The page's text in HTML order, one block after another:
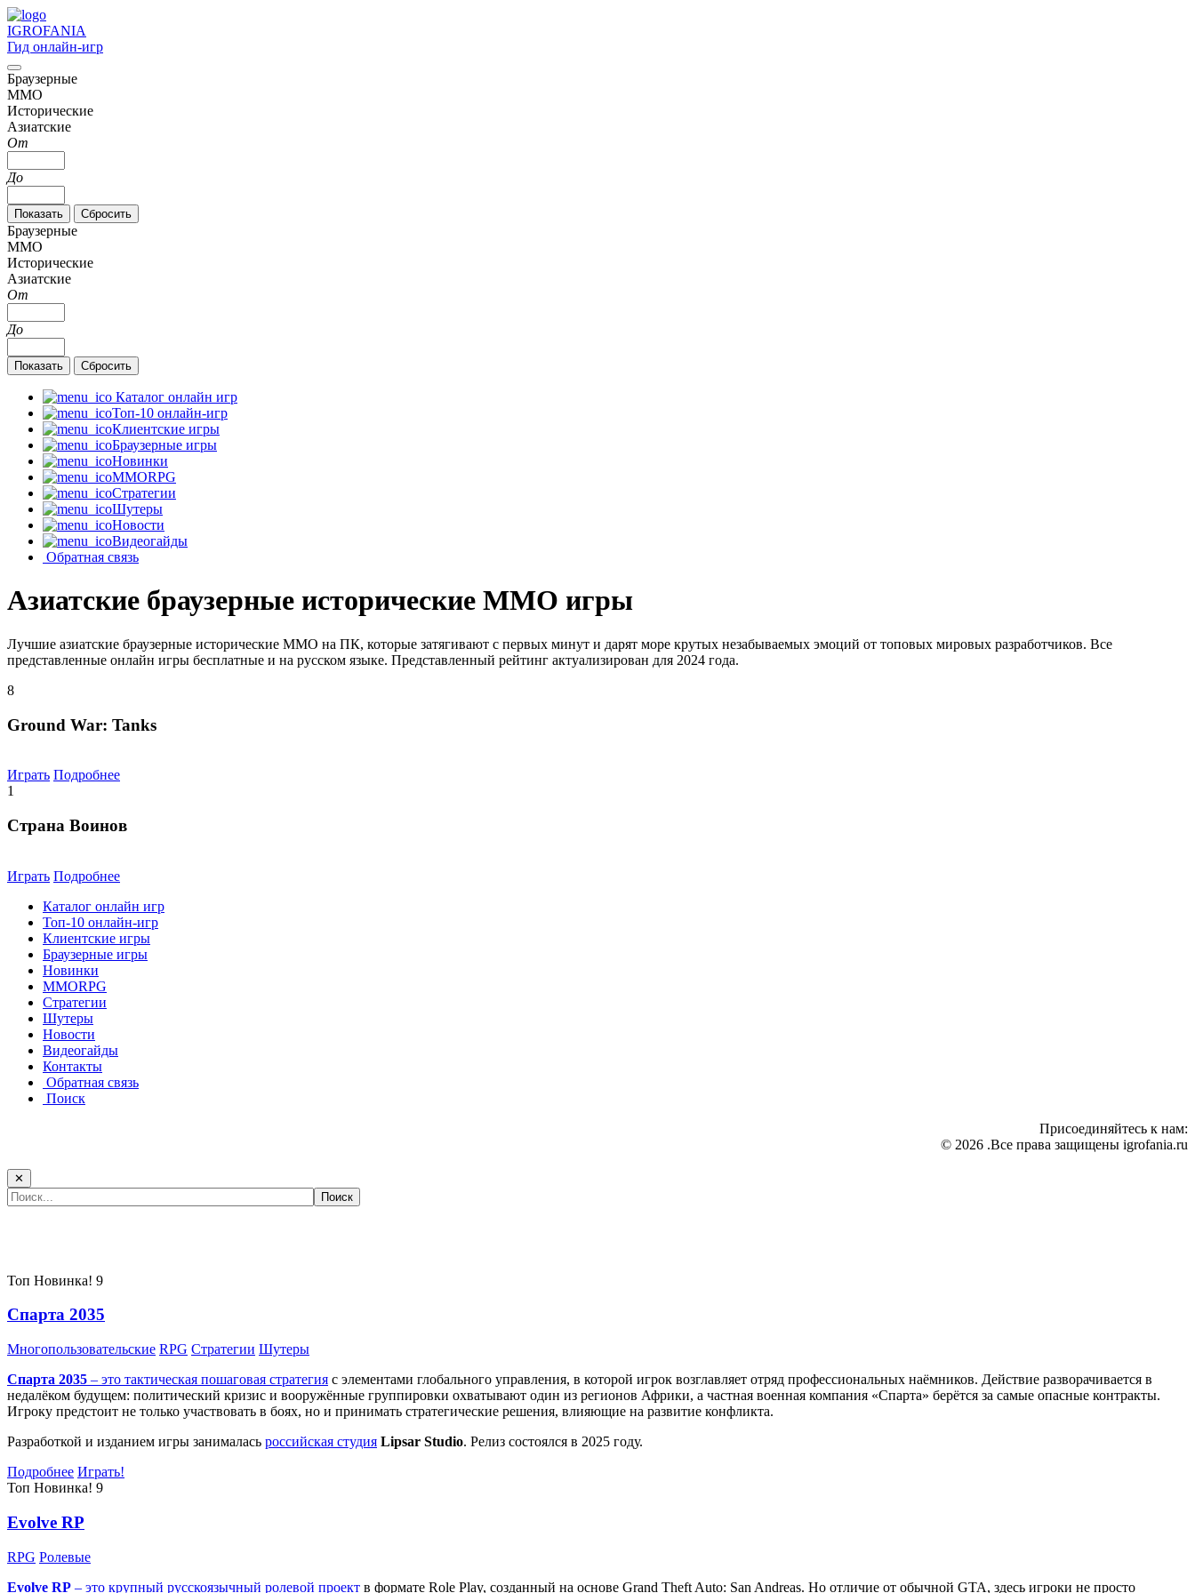
IGROFANIA
Гид онлайн-игр
Браузерные
MMO
Исторические
Азиатские
От
До
Браузерные
MMO
Исторические
Азиатские
От
До
Каталог онлайн игр
Топ-10 онлайн-игр
Клиентские игры
Браузерные игры
Новинки
MMORPG
Стратегии
Шутеры
Новости
Видеогайды
Обратная связь
Азиатские браузерные исторические MMO игры
Лучшие азиатские браузерные исторические MMO на ПК, которые затягивают с первых минут и дарят море крутых незабываемых эмоций от топовых мировых разработчиков. Все
представленные онлайн игры бесплатные и на русском языке. Представленный рейтинг актуализирован для 2024 года.
8
Ground War: Tanks
Играть Подробнее
1
Страна Воинов
Играть Подробнее
Каталог онлайн игр
Топ-10 онлайн-игр
Клиентские игры
Браузерные игры
Новинки
MMORPG
Стратегии
Шутеры
Новости
Видеогайды
Контакты
Обратная связь
Поиск
Присоединяйтесь к нам:
© 2026 .Все права защищены igrofania.ru
✕
Топ Новинка! 9
Спарта 2035
Многопользовательские RPG Стратегии Шутеры
Спарта 2035 – это тактическая пошаговая стратегия с элементами глобального управления, в которой игрок возглавляет отряд профессиональных наёмников. Действие разворачивается в
недалёком будущем: политический кризис и вооружённые группировки охватывают один из регионов Африки, а частная военная компания «Спарта» берётся за самые опасные контракты.
Игроку предстоит не только участвовать в боях, но и принимать стратегические решения, влияющие на развитие конфликта.
Разработкой и изданием игры занималась российская студия Lipsar Studio. Релиз состоялся в 2025 году.
Подробнее Играть!
Топ Новинка! 9
Evolve RP
RPG Ролевые
Evolve RP – это крупный русскоязычный ролевой проект в формате Role Play, созданный на основе Grand Theft Auto: San Andreas. Но отличие от обычной GTA, здесь игроки не просто